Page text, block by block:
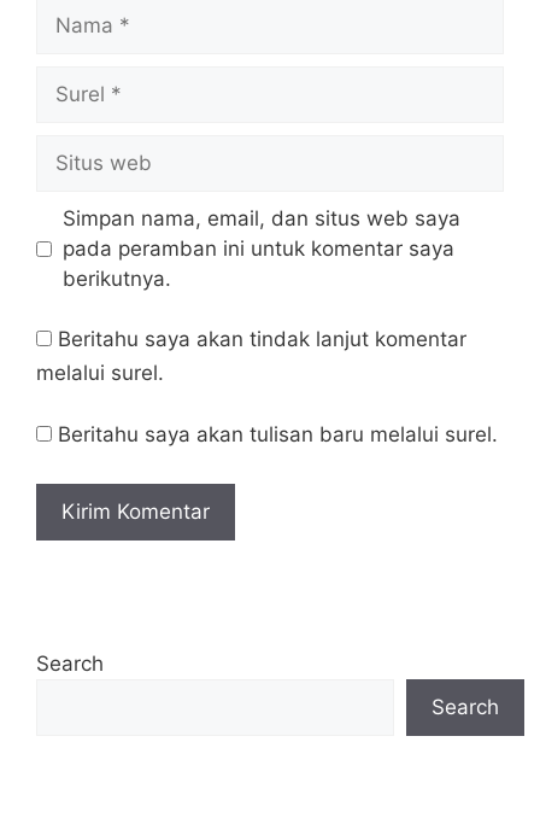
web
Simpan nama, email, dan situs web saya
pada peramban ini untuk komentar saya
berikutnya.
Beritahu saya akan tindak lanjut komentar
melalui surel.
Beritahu saya akan tulisan baru melalui surel.
Search
Search